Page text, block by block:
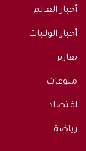
أخبار العالم
أخبار الولايات
تقارير
منوعات
اقتصاد
رياضة